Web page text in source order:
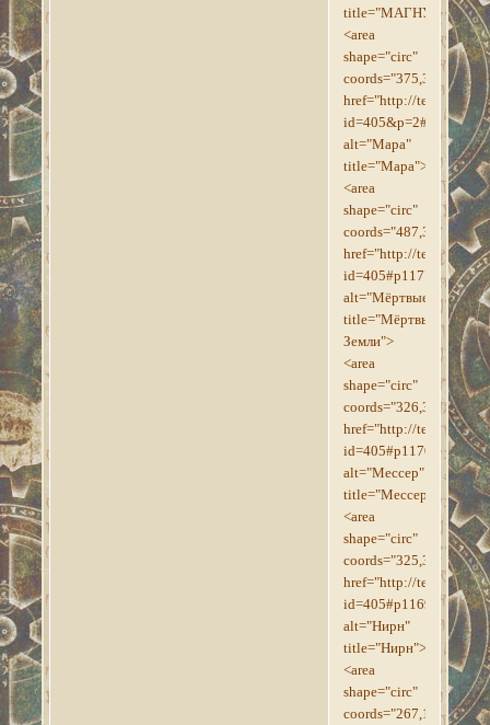
title="МАГНУС">
<area
shape="circ"
coords="375,373,16"
href="http://
id=405&p=2#p1198"
alt="Мара"
title="Мара">
<area
shape="circ"
coords="487,321,17"
href="http://
id=405#p1177"
alt="Мёртвые_Земли"
title="Мёртвые
Земли">
<area
shape="circ"
coords="326,350,9"
href="http://
id=405#p1170"
alt="Мессер"
title="Мессер">
<area
shape="circ"
coords="325,319,18"
href="http://
id=405#p1169"
alt="Нирн"
title="Нирн">
<area
shape="circ"
coords="267,163,19"